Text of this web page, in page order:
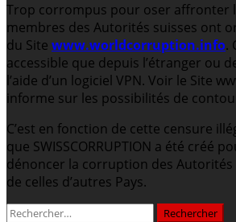
Trop corrompus pour oser affronter
membres des Autorités suisses ont
du Site www.worldcorruption.info.
accessible que depuis l’étranger ou
l’aide d’un logiciel VPN. Voir le Site
informe sur les possibilités de
C’est en fonction de cette censure
que SWISSCORRUPTION a été créé
dénoncer la corruption des Autorités
de celles d’autres Pays.
Rechercher :